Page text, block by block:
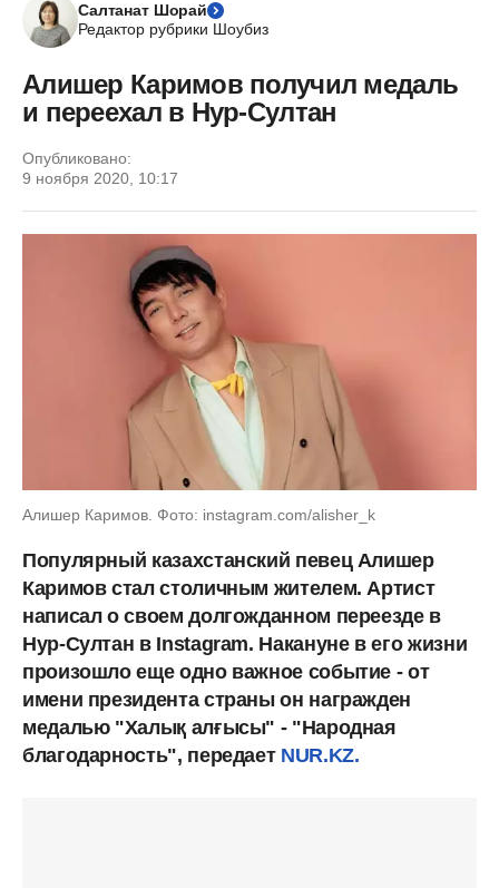
Салтанат Шорай
Редактор рубрики Шоубиз
Алишер Каримов получил медаль
и переехал в Нур-Султан
Опубликовано:
9 ноября 2020, 10:17
Алишер Каримов. Фото: instagram.com/alisher_k
Популярный казахстанский певец Алишер
Каримов стал столичным жителем. Артист
написал о своем долгожданном переезде в
Нур-Султан в Instagram. Накануне в его жизни
произошло еще одно важное событие - от
имени президента страны он награжден
медалью "Халық алғысы" - "Народная
благодарность", передает NUR.KZ.